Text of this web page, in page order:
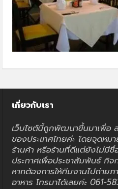
เกี่ยวกับเรา
เว็บไซต์นี้ถูกพัฒนาขึ้นมาเพื่อ
ของประเทศไทยค่ะ โดยจุดหม
ร้านค้า หรือร้านที่ดีแต่ยังไม่มีชื่
ประกาศเพื่อประชาสัมพันธ์ กิจ
หากต้องการให้ทีมงานไปถ่าย
อาหาร โทรมาได้เลยค่ะ 061-